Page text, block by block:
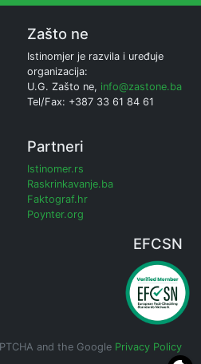
Zašto ne
Istinomjer je razvila i uređuje
organizacija:
U.G. Zašto ne, info@zastone.ba
Tel/Fax: +387 33 61 84 61
Partneri
Istinomer.rs
Raskrinkavanje.ba
Faktograf.hr
Poynter.org
EFCSN
and the Google Privacy Policy